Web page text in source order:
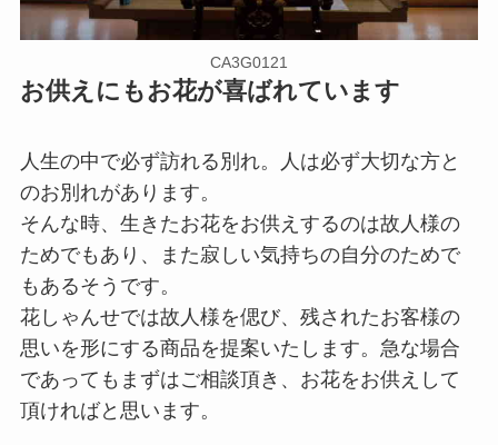
CA3G0121
お供えにもお花が喜ばれています
人生の中で必ず訪れる別れ。人は必ず大切な方と
のお別れがあります。
そんな時、生きたお花をお供えするのは故人様の
ためでもあり、また寂しい気持ちの自分のためで
もあるそうです。
花しゃんせでは故人様を偲び、残されたお客様の
思いを形にする商品を提案いたします。急な場合
であってもまずはご相談頂き、お花をお供えして
頂ければと思います。